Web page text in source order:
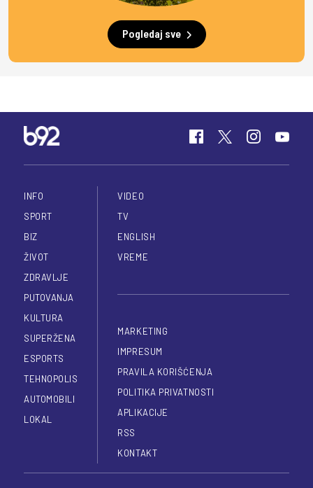
Pogledaj sve
INFO
SPORT
BIZ
ŽIVOT
ZDRAVLJE
PUTOVANJA
KULTURA
SUPERŽENA
ESPORTS
TEHNOPOLIS
AUTOMOBILI
LOKAL
VIDEO
TV
ENGLISH
VREME
MARKETING
IMPRESUM
PRAVILA KORIŠĆENJA
POLITIKA PRIVATNOSTI
APLIKACIJE
RSS
KONTAKT